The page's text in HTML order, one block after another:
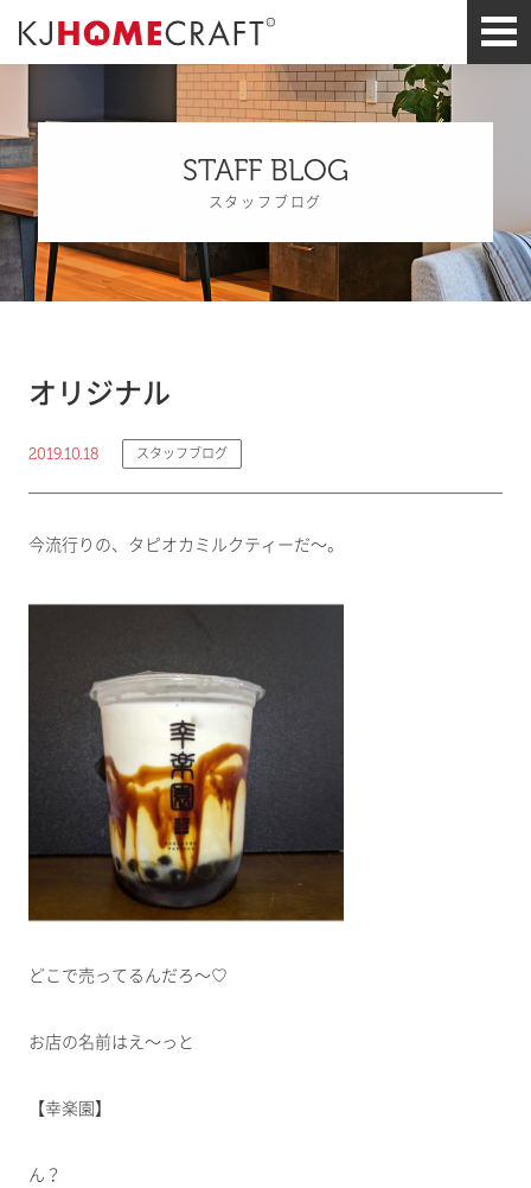
STAFF BLOG
スタッフブログ
オリジナル
2019.10.18 スタッフブログ
今流行りの、タピオカミルクティーだ～。
どこで売ってるんだろ～♡
お店の名前はえ～っと
【幸楽園】
ん？